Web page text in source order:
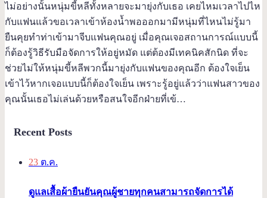
ไม่อย่างนั้นหนุ่มขี้หลีทั้งหลายจะมายุ่งกับเธอ เคยไหมเวลาไปไห
กับแฟนแล้วขอเวลาเข้าห้องน้ำพอออกมามีหนุ่มที่ไหนไม่รู้มา
ยืนคุยทำท่าเข้ามาจีบแฟนคุณอยู่ เมื่อคุณเจอสถานการณ์แบบนี้
ก็ต้องรู้วิธีรับมือจัดการให้อยู่หมัด แต่ต้องมีเทคนิคสักนิด ที่จะ
ช่วยไม่ให้หนุ่มขี้หลีพวกนี้มายุ่งกับแฟนของคุณอีก ต้องใจเย็น
เข้าไว้หากเจอแบบนี้ก็ต้องใจเย็น เพราะรู้อยู่แล้วว่าแฟนสาวของ
คุณนั้นเธอไม่เล่นด้วยหรือสนใจอีกฝ่ายที่เข้…
Recent Posts
23 ต.ค.
ดูแลเสื้อผ้ายืนยันคุณผู้ชายทุกคนสามารถจัดการได้